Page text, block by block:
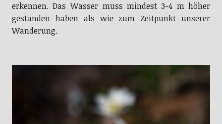
erkennen. Das Wasser muss mindest 3-4 m höher
gestanden haben als wie zum Zeitpunkt unserer
Wanderung.